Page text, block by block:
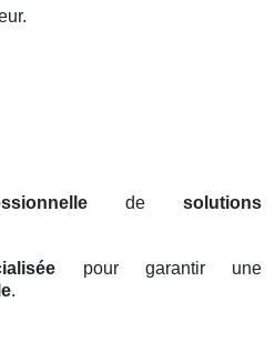
de solutions
pour garantir une
.